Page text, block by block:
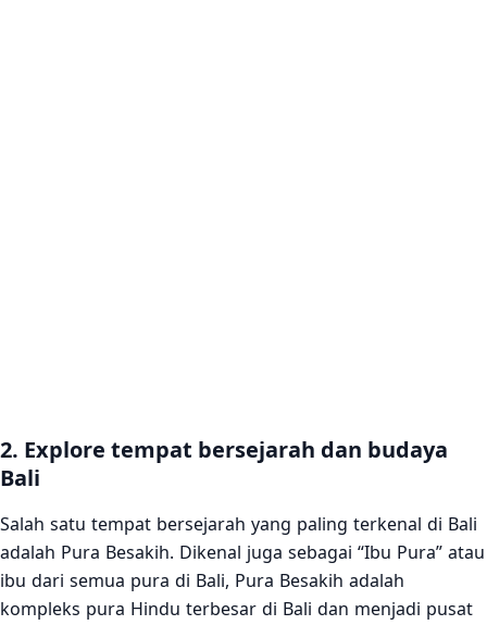
2. Explore tempat bersejarah dan budaya
Bali
Salah satu tempat bersejarah yang paling terkenal di Bali
adalah Pura Besakih. Dikenal juga sebagai “Ibu Pura” atau
ibu dari semua pura di Bali, Pura Besakih adalah
kompleks pura Hindu terbesar di Bali dan menjadi pusat